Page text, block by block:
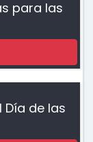
para las
Día de las